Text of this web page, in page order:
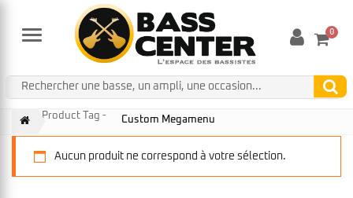
Menu 0
Product Tag - Custom Megamenu
Aucun produit ne correspond à votre sélection.